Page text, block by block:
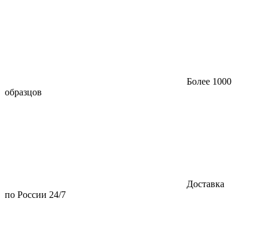
Более 1000
образцов
Доставка
по России 24/7